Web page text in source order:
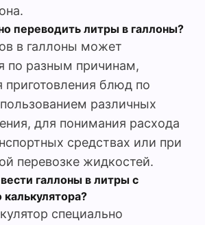
переводить литры в галлоны?
в галлоны может
по разным причинам,
приготовления блюд по
различных
для понимания расхода
средствах или при
перевозке жидкостей.
галлоны в литры с
специально